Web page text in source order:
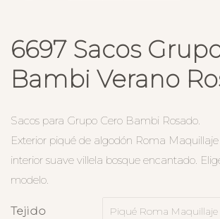
6697 Sacos
Bambi Verano
Sacos para Grupo Cero Bambi Rosado.
Exterior piqué de algodón Roma
interior suave villela bosque encantado.
modelo.
Tejido